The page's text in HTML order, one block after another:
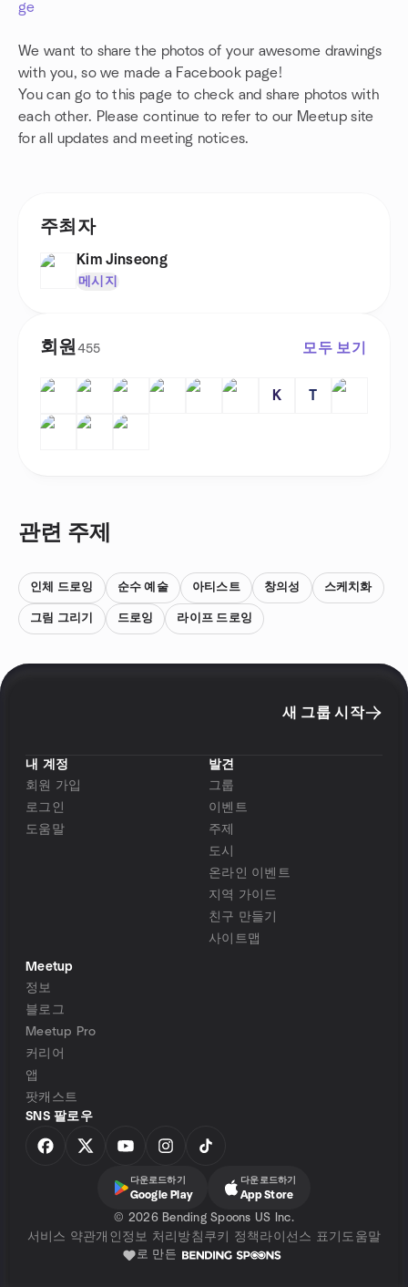
ge
We want to share the photos of your awesome drawings
with you, so we made a Facebook page!
You can go to this page to check and share photos with
each other. Please continue to refer to our Meetup site
for all updates and meeting notices.
주최자
Kim Jinseong
메시지
회원 455 모두 보기
K T
관련 주제
인체 드로잉 순수 예술 아티스트 창의성 스케치화
그림 그리기 드로잉 라이프 드로잉
새 그룹 시작
내 계정
회원 가입
로그인
도움말
발견
그룹
이벤트
주제
도시
온라인 이벤트
지역 가이드
친구 만들기
사이트맵
Meetup
정보
블로그
Meetup Pro
커리어
앱
팟캐스트
SNS 팔로우
다운로드하기
Google Play
다운로드하기
App Store
© 2026 Bending Spoons US Inc.
서비스 약관개인정보 처리방침 쿠키 정책 라이선스 표기 도움말
로 만든